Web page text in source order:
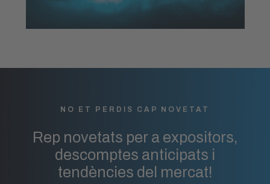
NO ET PERDIS CAP NOVETAT
Rep novetats per a expositors,
descomptes anticipats i
tendències del mercat!